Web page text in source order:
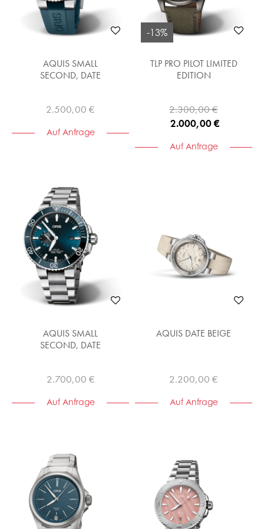
AQUIS SMALL
SECOND, DATE
2.500,00 €
Auf Anfrage
TLP PRO PILOT LIMITED
EDITION
2.300,00 €
2.000,00 €
-13%
Auf Anfrage
AQUIS SMALL
SECOND, DATE
2.700,00 €
Auf Anfrage
AQUIS DATE BEIGE
2.200,00 €
Auf Anfrage